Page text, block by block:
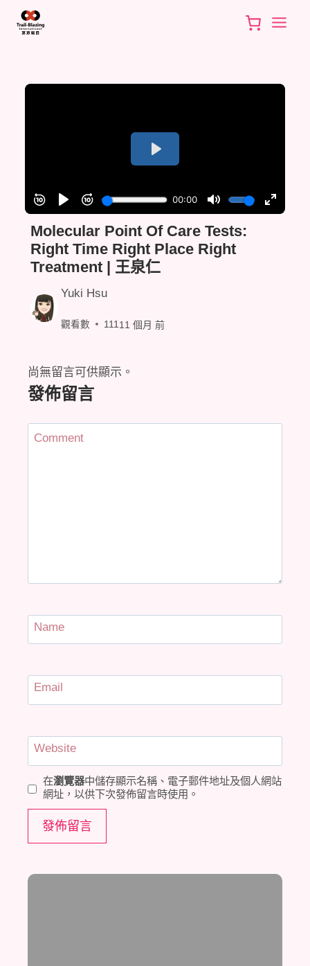
Molecular Point Of Care Tests:
Right Time Right Place Right
Treatment | 王泉仁
Yuki Hsu
觀看數 111 11 個月 前
尚無留言可供顯示。
發佈留言
Comment
Name
Email
Website
在瀏覽器中儲存顯示名稱、電子郵件地址及個人網站
網址，以供下次發佈留言時使用。